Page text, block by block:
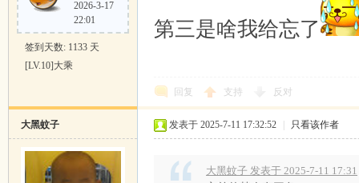
2026-3-17
22:01
签到天数: 1133 天
[LV.10]大乘
第三是啥我给忘了
回复 支持 反对
大黑蚊子 发表于 2025-7-11 17:32:52 只看该作者
大黑蚊子 发表于 2025-7-11 17:31